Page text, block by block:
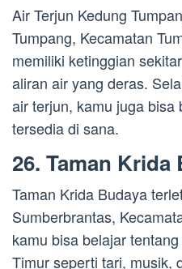
Air Terjun Kedung
Tumpang, Kecamatan
memiliki ketinggian
aliran air yang deras.
air terjun, kamu juga bisa
tersedia di sana.
26. Taman Krida
Taman Krida Budaya
Sumberbrantas,
kamu bisa belajar
Timur seperti tari, musik,